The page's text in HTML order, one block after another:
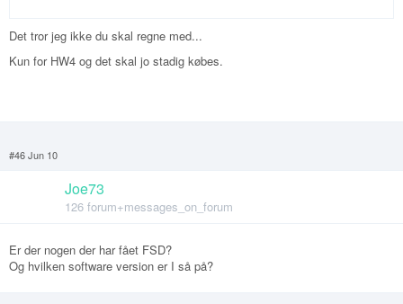
Det tror jeg ikke du skal regne med...
Kun for HW4 og det skal jo stadig købes.
#46 Jun 10
Joe73
126 forum+messages_on_forum
Er der nogen der har fået FSD?
Og hvilken software version er I så på?